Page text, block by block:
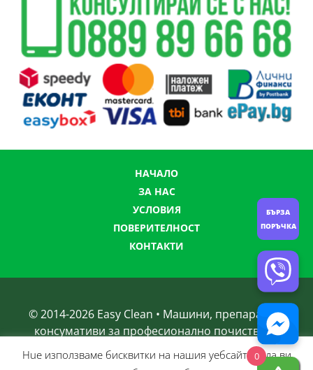
НАЧАЛО
ЗА НАС
УСЛОВИЯ
ПОВЕРИТЕЛНОСТ
КОНТАКТИ
© 2014-2026 Easy Clean • Машини, препарати и
консумативи за професионално почистване
Нue използвамe бисквитки на нашия уебсайт, за да ви
0
БЪРЗА
ПОРЪЧКА